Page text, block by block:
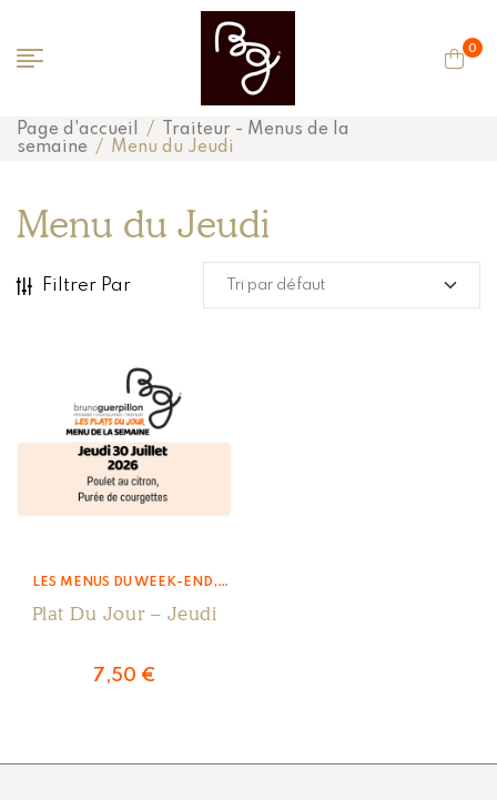
0
Page d'accueil /
Traiteur - Menus de la
semaine / Menu du Jeudi
Menu du Jeudi
Filtrer Par
LES MENUS DU WEEK-END,
Plat Du Jour – Jeudi
7,50 €